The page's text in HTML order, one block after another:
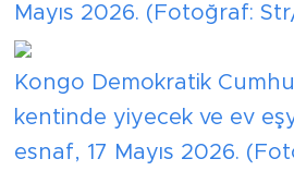
Mayıs 2026. (Fotoğraf:
Kongo Demokratik
kentinde yiyecek ve ev
esnaf, 17 Mayıs 2026.